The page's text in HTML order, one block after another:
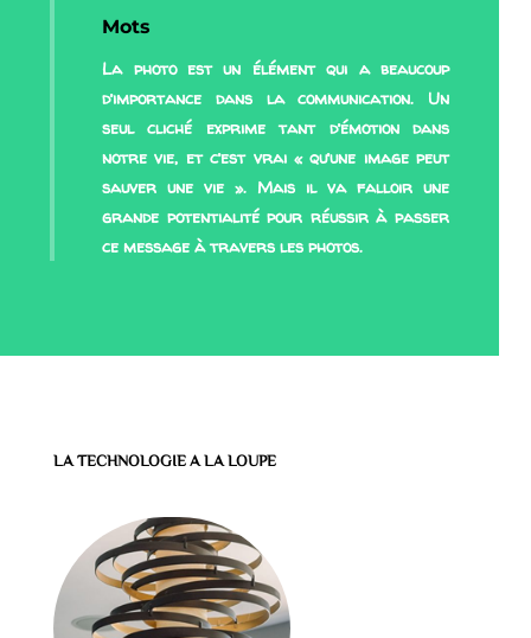
Mots
La photo est un élément qui a beaucoup
d’importance dans la communication. Un
seul cliché exprime tant d’émotion dans
notre vie, et c’est vrai « qu’une image peut
sauver une vie ». Mais il va falloir une
grande potentialité pour réussir à passer
ce message à travers les photos.
LA TECHNOLOGIE A LA LOUPE